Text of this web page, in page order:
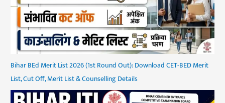
Bihar BEd Merit List 2026 (1st Round Out): Download CET-BED Merit
List, Cut Off, Merit List & Counselling Details